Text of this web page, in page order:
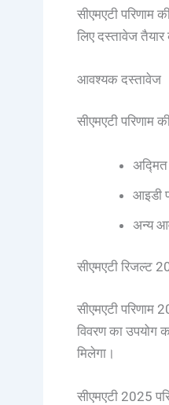
सीएमएटी परिणाम
लिए दस्तावेज
आवश्यक दस्तावेज
सीएमएटी
अद्मित
आइडी
अन्य
सीएमएटी रिजल्ट
सीएमएटी परिणाम
विवरण का
मिलेगा।
सीएमएटी 2025